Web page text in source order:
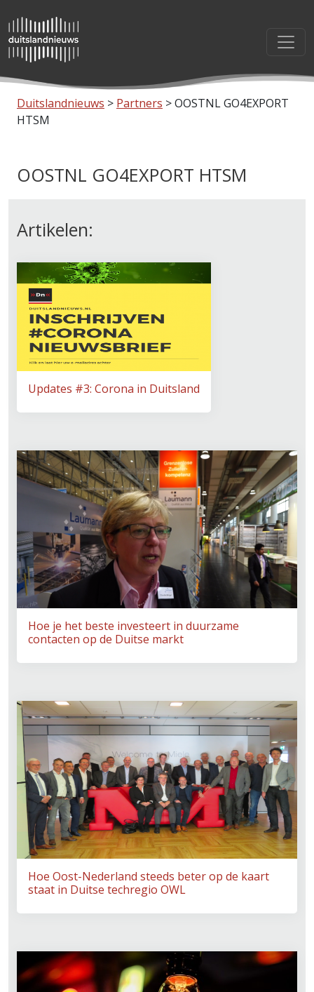
Duitslandnieuws > Partners >OOSTNL GO4EXPORT
HTSM
OOSTNL GO4EXPORT HTSM
Artikelen:
Updates #3: Corona in Duitsland
Hoe je het beste investeert in duurzame
contacten op de Duitse markt
Hoe Oost-Nederland steeds beter op de kaart
staat in Duitse techregio OWL